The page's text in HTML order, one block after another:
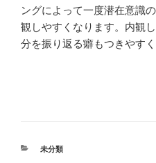
ングによって一度潜在意識
観しやすくなります。内観
分を振り返る癖もつきやすく
カ
未分類